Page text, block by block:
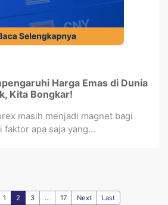
Harga Emas di Dunia
Kita Bongkar!
masih menjadi magnet bagi
faktor apa saja yang...
1 2 3 ... 17 Next Last